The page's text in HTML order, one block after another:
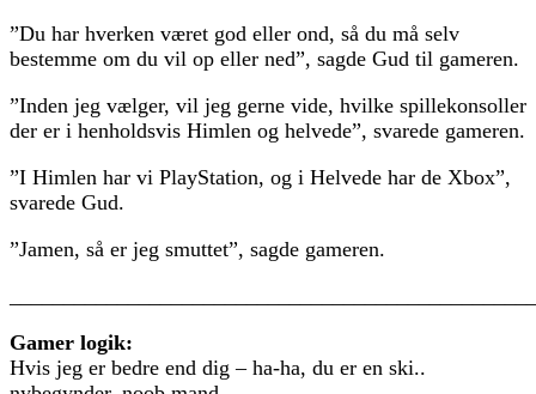
”Du har hverken været god eller ond, så du må selv
bestemme om du vil op eller ned”, sagde Gud til gameren.
”Inden jeg vælger, vil jeg gerne vide, hvilke spillekonsoller
der er i henholdsvis Himlen og helvede”, svarede gameren.
”I Himlen har vi PlayStation, og i Helvede har de Xbox”,
svarede Gud.
”Jamen, så er jeg smuttet”, sagde gameren.
Gamer logik:
Hvis jeg er bedre end dig – ha-ha, du er en ski..